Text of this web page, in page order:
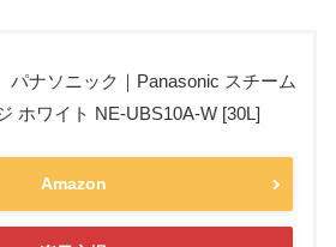
パナソニック｜Panasonic スチーム
ホワイト NE-UBS10A-W [30L]
Amazon